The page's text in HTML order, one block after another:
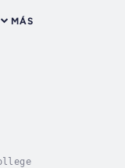
MÁS